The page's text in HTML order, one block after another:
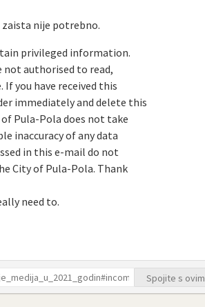
nije potrebno.
privileged information.
not authorised to read,
If you have received this
immediately and delete this
Pula-Pola does not take
inaccuracy of any data
in this e-mail do not
City of Pula-Pola. Thank
need to.
Spojite s ovim